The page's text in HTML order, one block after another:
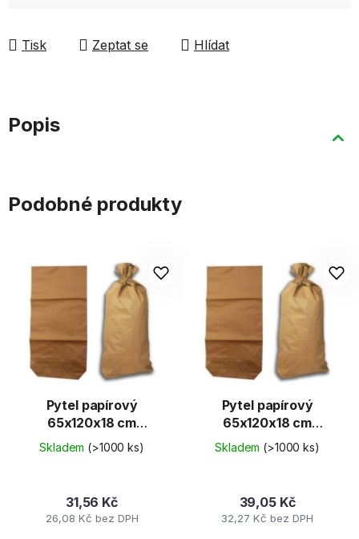
Tisk Zeptat se Hlídat
Popis
Podobné produkty
Pytel papírový
65x120x18 cm
2vrstvý
Skladem (>1000 ks)
26,08 Kč bez DPH
31,56 Kč
Pytel papírový
65x120x18 cm
3vrstvý
Skladem (>1000 ks)
32,27 Kč bez DPH
39,05 Kč